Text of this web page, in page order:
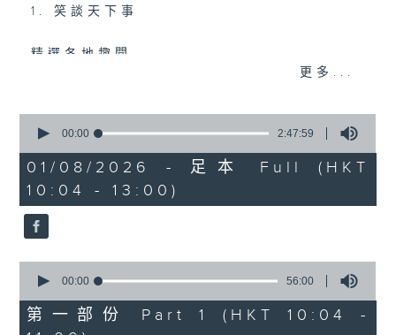
逢星期六上午十時至一時播出
主持：蕭希婷、藍煒婷；銀齡DJ：陳家亨、
何麗明、陳靜雯、朱玉蘭、郭秀銘、周惠珠
https://app4.rthk.hk/special/elderly/
《耆力量》熱線 : 1872312
《耆力量》電郵：ap@rthk.org.hk
1. 笑談天下事
精選各地趣聞
趣味有獎問答遊戲
主題：元朗南生圍
陳靜雯「健康有雯路」
主題：蛋白知多D
更多...
seconds
2
hours,
47
minutes,
59
seconds
00:00 2:47:59
01/08/2026 - 足本 Full (HKT
10:04 - 13:00)
seconds
56
minutes,
00:00 56:00
第一部份 Part 1 (HKT 10:04 -